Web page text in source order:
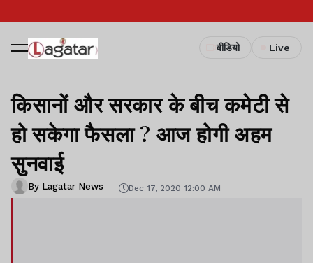
वीडियो Live
किसानों और सरकार के बीच कमेटी से
हो सकेगा फैसला ? आज होगी अहम
सुनवाई
By Lagatar News Dec 17, 2020 12:00 AM